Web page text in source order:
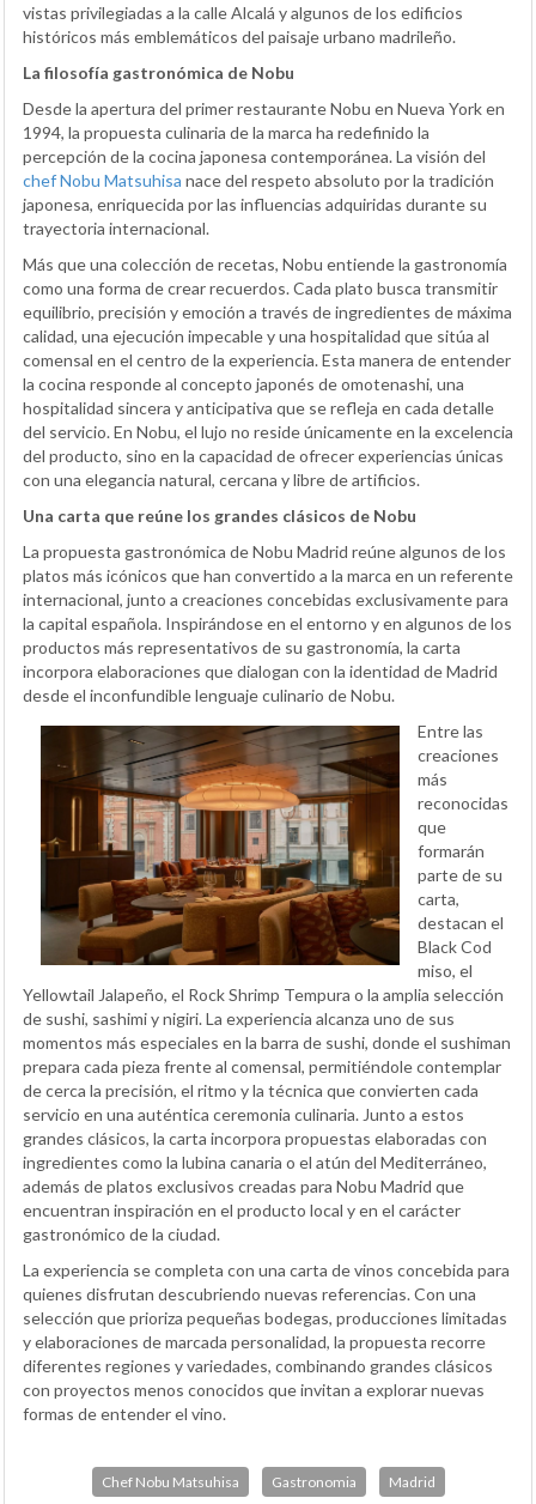
vistas privilegiadas a la calle Alcalá y algunos de los edificios
históricos más emblemáticos del paisaje urbano madrileño.
La filosofía gastronómica de Nobu
Desde la apertura del primer restaurante Nobu en Nueva York en
1994, la propuesta culinaria de la marca ha redefinido la
percepción de la cocina japonesa contemporánea. La visión del
chef Nobu Matsuhisa nace del respeto absoluto por la tradición
japonesa, enriquecida por las influencias adquiridas durante su
trayectoria internacional.
Más que una colección de recetas, Nobu entiende la gastronomía
como una forma de crear recuerdos. Cada plato busca transmitir
equilibrio, precisión y emoción a través de ingredientes de máxima
calidad, una ejecución impecable y una hospitalidad que sitúa al
comensal en el centro de la experiencia. Esta manera de entender
la cocina responde al concepto japonés de omotenashi, una
hospitalidad sincera y anticipativa que se refleja en cada detalle
del servicio. En Nobu, el lujo no reside únicamente en la excelencia
del producto, sino en la capacidad de ofrecer experiencias únicas
con una elegancia natural, cercana y libre de artificios.
Una carta que reúne los grandes clásicos de Nobu
La propuesta gastronómica de Nobu Madrid reúne algunos de los
platos más icónicos que han convertido a la marca en un referente
internacional, junto a creaciones concebidas exclusivamente para
la capital española. Inspirándose en el entorno y en algunos de los
productos más representativos de su gastronomía, la carta
incorpora elaboraciones que dialogan con la identidad de Madrid
desde el inconfundible lenguaje culinario de Nobu.
Entre las
creaciones
más
reconocidas
que
formarán
parte de su
carta,
destacan el
Black Cod
miso, el
Yellowtail Jalapeño, el Rock Shrimp Tempura o la amplia selección
de sushi, sashimi y nigiri. La experiencia alcanza uno de sus
momentos más especiales en la barra de sushi, donde el sushiman
prepara cada pieza frente al comensal, permitiéndole contemplar
de cerca la precisión, el ritmo y la técnica que convierten cada
servicio en una auténtica ceremonia culinaria. Junto a estos
grandes clásicos, la carta incorpora propuestas elaboradas con
ingredientes como la lubina canaria o el atún del Mediterráneo,
además de platos exclusivos creadas para Nobu Madrid que
encuentran inspiración en el producto local y en el carácter
gastronómico de la ciudad.
La experiencia se completa con una carta de vinos concebida para
quienes disfrutan descubriendo nuevas referencias. Con una
selección que prioriza pequeñas bodegas, producciones limitadas
y elaboraciones de marcada personalidad, la propuesta recorre
diferentes regiones y variedades, combinando grandes clásicos
con proyectos menos conocidos que invitan a explorar nuevas
formas de entender el vino.
Chef Nobu Matsuhisa Gastronomia Madrid